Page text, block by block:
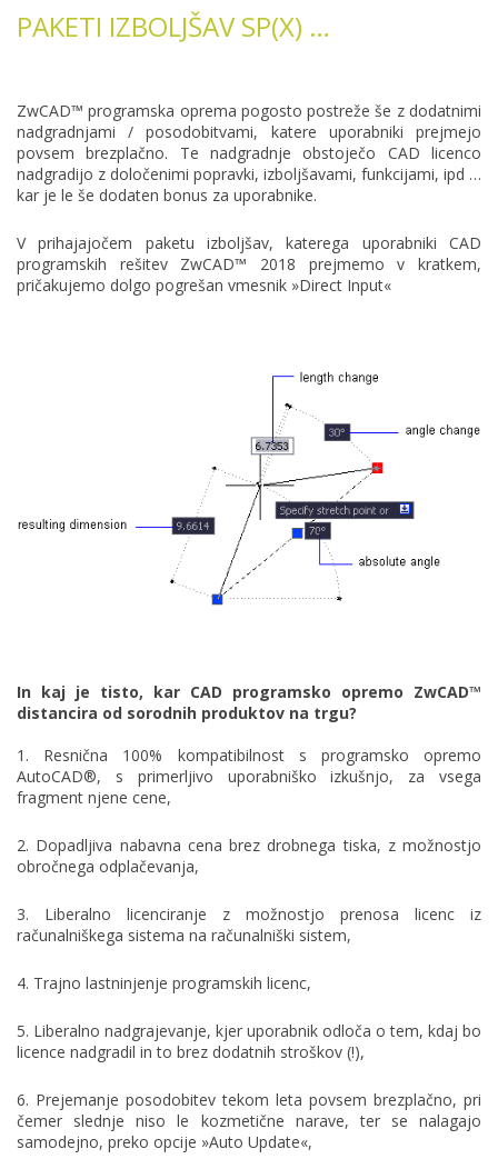
PAKETI IZBOLJŠAV SP(X) …
ZwCAD™ programska oprema pogosto postreže še z dodatnimi
nadgradnjami / posodobitvami, katere uporabniki prejmejo
povsem brezplačno. Te nadgradnje obstoječo CAD licenco
nadgradijo z določenimi popravki, izboljšavami, funkcijami, ipd …
kar je le še dodaten bonus za uporabnike.
V prihajajočem paketu izboljšav, katerega uporabniki CAD
programskih rešitev ZwCAD™ 2018 prejmemo v kratkem,
pričakujemo dolgo pogrešan vmesnik »Direct Input«
In kaj je tisto, kar CAD programsko opremo ZwCAD™
distancira od sorodnih produktov na trgu?
1. Resnična 100% kompatibilnost s programsko opremo
AutoCAD®, s primerljivo uporabniško izkušnjo, za vsega
fragment njene cene,
2. Dopadljiva nabavna cena brez drobnega tiska, z možnostjo
obročnega odplačevanja,
3. Liberalno licenciranje z možnostjo prenosa licenc iz
računalniškega sistema na računalniški sistem,
4. Trajno lastninjenje programskih licenc,
5. Liberalno nadgrajevanje, kjer uporabnik odloča o tem, kdaj bo
licence nadgradil in to brez dodatnih stroškov (!),
6. Prejemanje posodobitev tekom leta povsem brezplačno, pri
čemer slednje niso le kozmetične narave, ter se nalagajo
samodejno, preko opcije »Auto Update«,